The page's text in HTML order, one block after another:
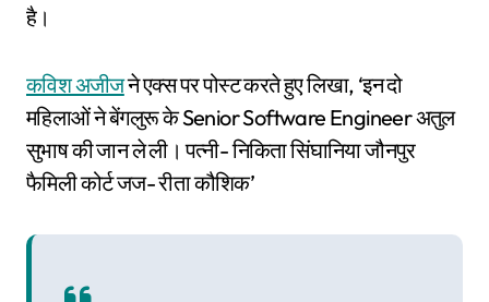
है।
कविश अजीजने एक्स पर पोस्ट करते हुए लिखा, ‘इन दो
महिलाओं ने बेंगलुरू के Senior Software Engineer अतुल
सुभाष की जान ले ली। पत्नी- निकिता सिंघानिया जौनपुर
फैमिली कोर्ट जज- रीता कौशिक’